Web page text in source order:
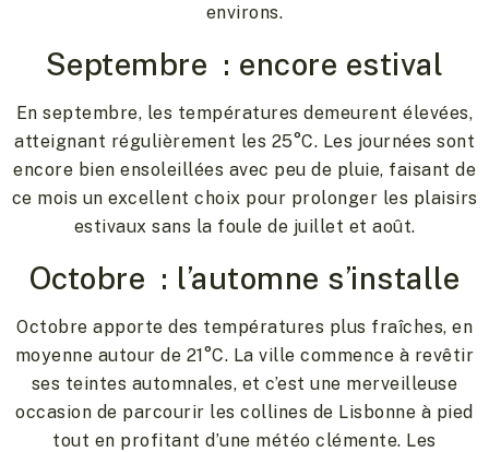
environs.
Septembre : encore estival
En septembre, les températures demeurent élevées,
atteignant régulièrement les 25°C. Les journées sont
encore bien ensoleillées avec peu de pluie, faisant de
ce mois un excellent choix pour prolonger les plaisirs
estivaux sans la foule de juillet et août.
Octobre : l’automne s’installe
Octobre apporte des températures plus fraîches, en
moyenne autour de 21°C. La ville commence à revêtir
ses teintes automnales, et c’est une merveilleuse
occasion de parcourir les collines de Lisbonne à pied
tout en profitant d’une météo clémente. Les